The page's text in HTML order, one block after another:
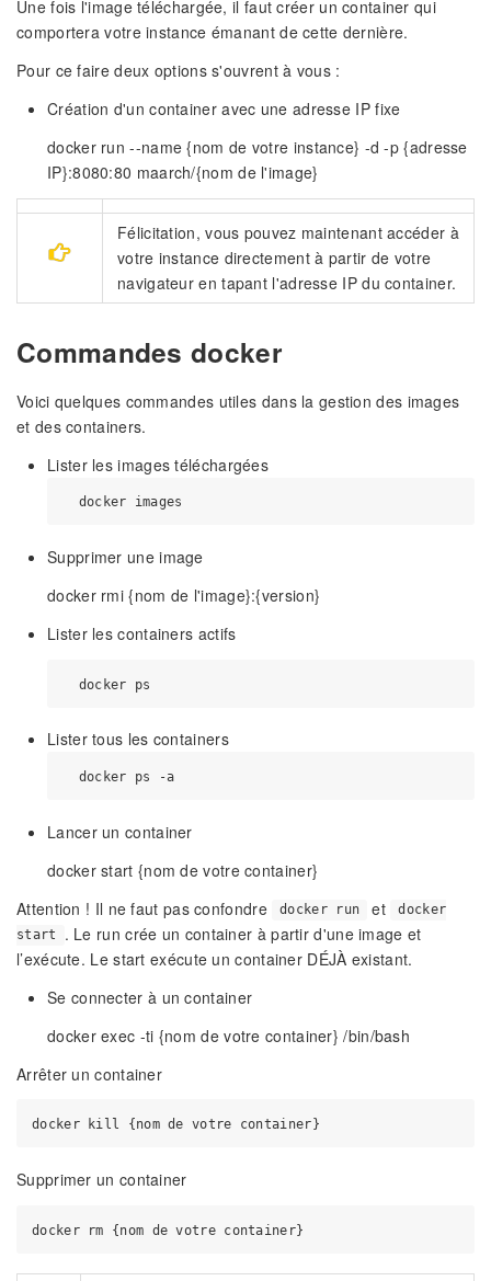
Une fois l'image téléchargée, il faut créer un container qui
comportera votre instance émanant de cette dernière.
Pour ce faire deux options s'ouvrent à vous :
Création d'un container avec une adresse IP fixe
docker run --name {nom de votre instance} -d -p {adresse
IP}:8080:80 maarch/{nom de l'image}
Félicitation, vous pouvez maintenant accéder à
votre instance directement à partir de votre
navigateur en tapant l'adresse IP du container.
Commandes docker
Voici quelques commandes utiles dans la gestion des images
et des containers.
Lister les images téléchargées
Supprimer une image
docker rmi {nom de l'image}:{version}
Lister les containers actifs
Lister tous les containers
Lancer un container
docker start {nom de votre container}
Attention ! Il ne faut pas confondre
docker run et
docker
start
. Le run crée un container à partir d'une image et
l’exécute. Le start exécute un container DÉJÀ existant.
Se connecter à un container
docker exec -ti {nom de votre container} /bin/bash
Arrêter un container
Supprimer un container